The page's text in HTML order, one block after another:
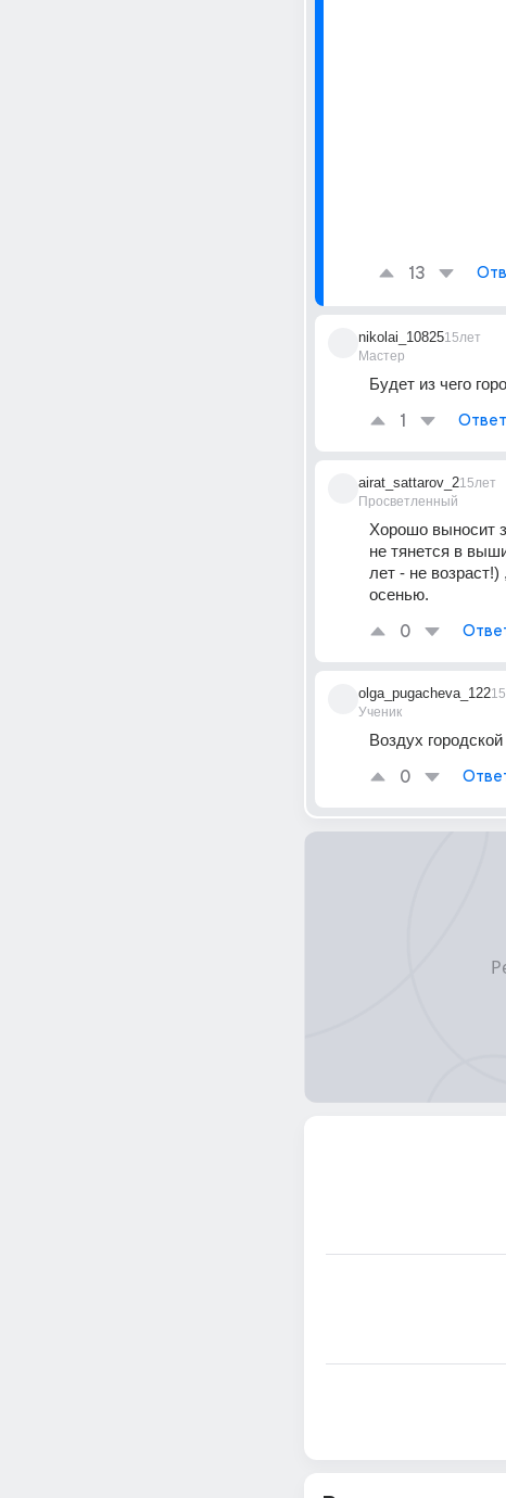
13
nikolai_10825
Мастер
15лет
Будет из чего
1
airat_sattarov_2
Просветленный
15лет
Хорошо выносит
не тянется в
лет - не
осенью.
0
olga_pugacheva_122
Ученик
Воздух
0